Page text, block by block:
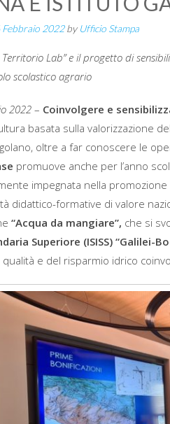
Febbraio 2022by Ufficio Stampa
Lab” e il progetto di
scolastico agrario
2022 – Coinvolgere e
basata sulla valorizzazione
oltre a far conoscere le
promuove anche per l’anno
impegnata nella
didattico-formative di valore
“Acqua da mangiare”, che si
Superiore (ISISS) “Galilei-
e del risparmio idrico